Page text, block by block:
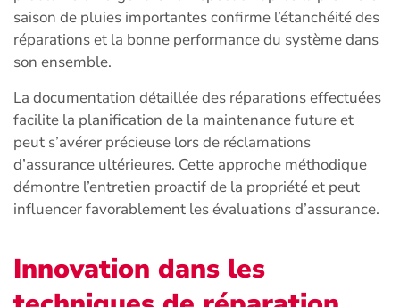
saison de pluies importantes confirme l’étanchéité des
réparations et la bonne performance du système dans
son ensemble.
La documentation détaillée des réparations effectuées
facilite la planification de la maintenance future et
peut s’avérer précieuse lors de réclamations
d’assurance ultérieures. Cette approche méthodique
démontre l’entretien proactif de la propriété et peut
influencer favorablement les évaluations d’assurance.
Innovation dans les